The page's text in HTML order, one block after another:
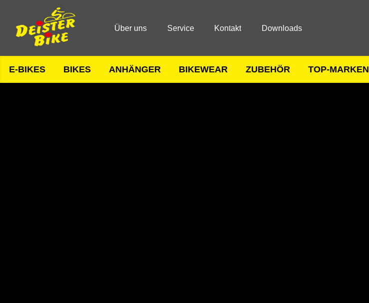
Über uns Service Kontakt Downloads
E-BIKES BIKES ANHÄNGER BIKEWEAR ZUBEHÖR TOP-MARKEN